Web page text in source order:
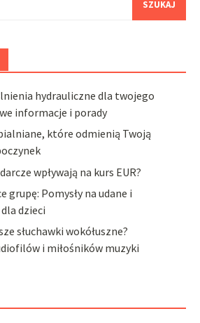
hydrauliczne dla twojego
informacje i porady
które odmienią Twoją
wpływają na kurs EUR?
grupę: Pomysły na udane i
dzieci
słuchawki wokółuszne?
i miłośników muzyki